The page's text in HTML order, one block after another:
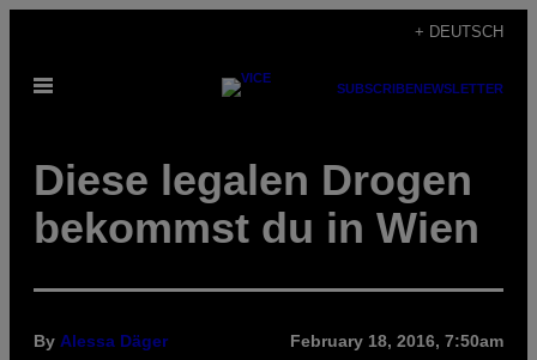
content
+ DEUTSCH
Open
SUBSCRIBENEWSLETTER
Diese legalen Drogen
bekommst du in Wien
By Alessa Däger February 18, 2016, 7:50am